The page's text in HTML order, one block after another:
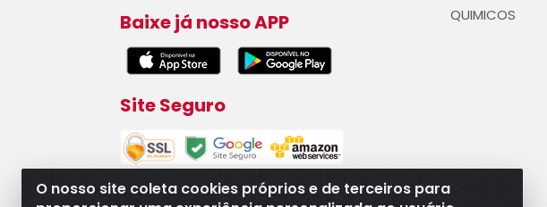
O nosso site coleta cookies próprios e de terceiros para
Baixe já nosso APP
Site Seguro
QUIMICOS